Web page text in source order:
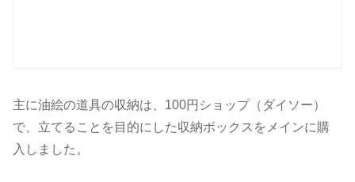
主に油絵の道具の収納は、100円ショップ（ダイソー）
で、立てることを目的にした収納ボックスをメインに購
入しました。